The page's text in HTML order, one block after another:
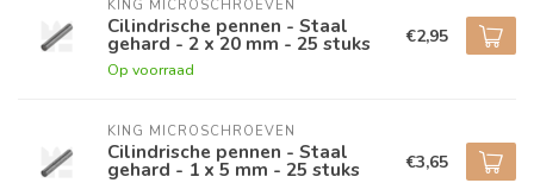
KING MICROSCHROEVEN
Cilindrische pennen - Staal
gehard - 2 x 20 mm - 25 stuks
Op voorraad
€2,95
KING MICROSCHROEVEN
Cilindrische pennen - Staal
gehard - 1 x 5 mm - 25 stuks €3,65